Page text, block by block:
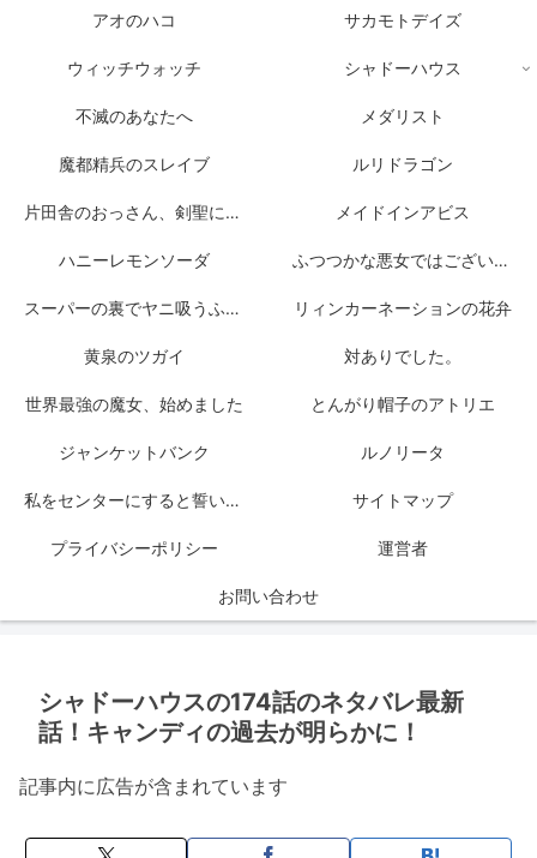
アオのハコ サカモトデイズ
ウィッチウォッチ シャドーハウス
不滅のあなたへ メダリスト
魔都精兵のスレイブ ルリドラゴン
片田舎のおっさん、剣聖になる メイドインアビス
ハニーレモンソーダ ふつつかな悪女ではございますが
スーパーの裏でヤニ吸うふたり リィンカーネーションの花弁
黄泉のツガイ 対ありでした。
世界最強の魔女、始めました とんがり帽子のアトリエ
ジャンケットバンク ルノリータ
私をセンターにすると誓いますか？ サイトマップ
プライバシーポリシー 運営者
お問い合わせ
シャドーハウスの174話のネタバレ最新
話！キャンディの過去が明らかに！
記事内に広告が含まれています